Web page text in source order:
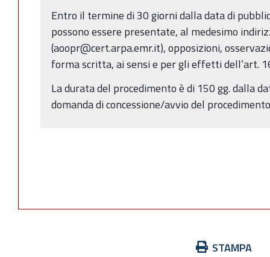
Entro il termine di 30 giorni dalla data di
possono essere presentate, al medesimo
(aoopr@cert.arpa.emr.it), opposizioni,
forma scritta, ai sensi e per gli effetti dell’art.
La durata del procedimento è di 150 gg. dalla
domanda di concessione/avvio del
STAMPA